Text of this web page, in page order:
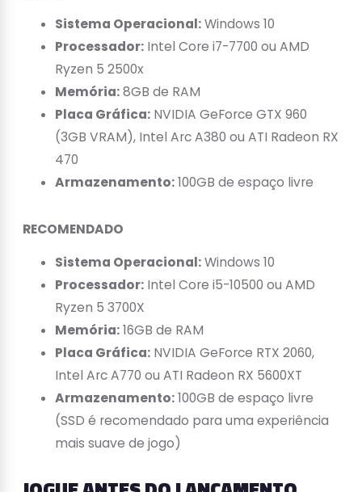
Sistema Operacional:Windows 10
Processador: Intel Core i7-7700 ou AMD
Ryzen 5 2500x
Memória:8GB de RAM
Placa Gráfica: NVIDIA GeForce GTX 960
(3GB VRAM), Intel Arc A380 ou ATI Radeon RX
470
Armazenamento:100GB de espaço livre
RECOMENDADO
Sistema Operacional:Windows 10
Processador: Intel Core i5-10500 ou AMD
Ryzen 5 3700X
Memória:16GB de RAM
Placa Gráfica: NVIDIA GeForce RTX 2060,
Intel Arc A770 ou ATI Radeon RX 5600XT
Armazenamento:100GB de espaço livre
(SSD é recomendado para uma experiência
mais suave de jogo)